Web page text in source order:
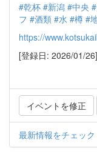
#乾杯 #新潟 #中央
フ #酒類 #水 #樽 #
https://
[登録日: 2026/01/26]
イベントを修正
最新情報をチェック